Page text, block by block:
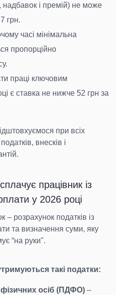
і премій) не може
грн.
часі мінімальна
пропорційно
праці ключовим
є ставка не нижче 52 грн за
при всіх
внесків і
працівник із
у 2026 році
– розрахунок податків із
та визначення суми, яку
“на руки".
такі податки:
осіб (ПДФО) –